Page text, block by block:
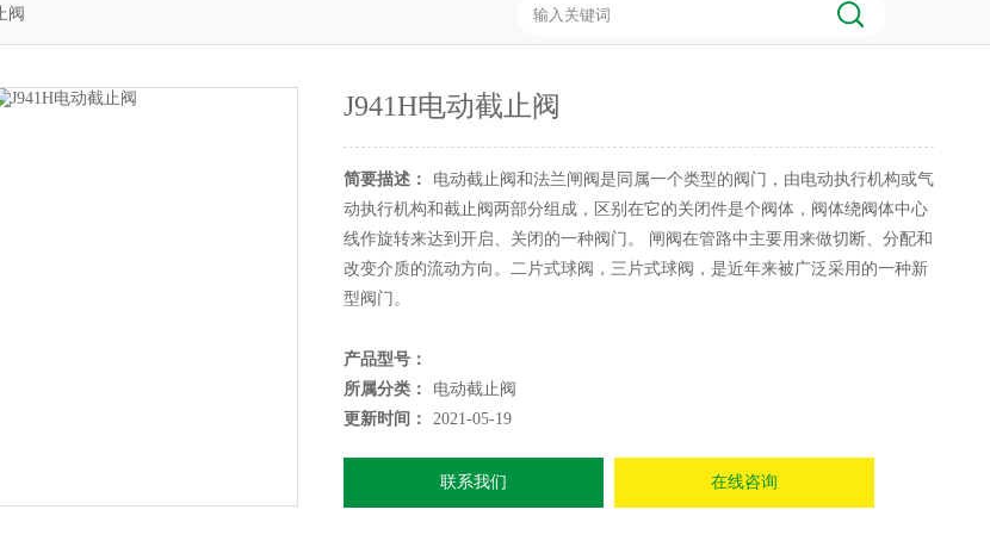
阀
J941H电动截止阀
简要描述：
电动截止阀和法兰闸阀是同属一个类型的阀门，由电动执行机构或气
动执行机构和截止阀两部分组成，区别在它的关闭件是个阀体，阀体绕阀体中心
线作旋转来达到开启、关闭的一种阀门。 闸阀在管路中主要用来做切断、分配和
改变介质的流动方向。二片式球阀，三片式球阀，是近年来被广泛采用的一种新
型阀门。
产品型号：
所属分类：
电动截止阀
更新时间：
2021-05-19
联系我们 在线咨询